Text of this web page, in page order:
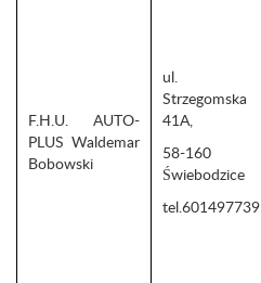
F.H.U. AUTO-
PLUS Waldemar
Bobowski
ul.
Strzegomska
41A,
58-160
Świebodzice
tel.601497739